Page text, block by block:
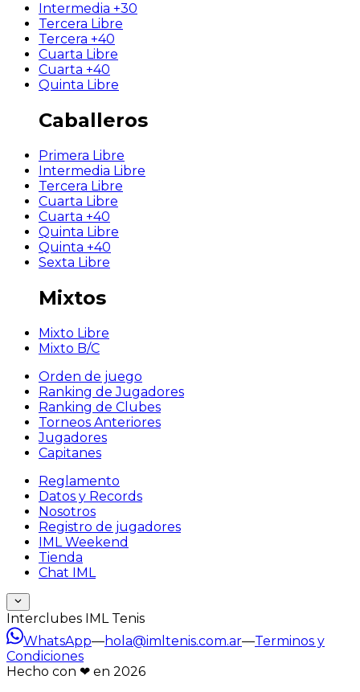
Intermedia +30
Tercera Libre
Tercera +40
Cuarta Libre
Cuarta +40
Quinta Libre
Caballeros
Primera Libre
Intermedia Libre
Tercera Libre
Cuarta Libre
Cuarta +40
Quinta Libre
Quinta +40
Sexta Libre
Mixtos
Mixto Libre
Mixto B/C
Orden de juego
Ranking de Jugadores
Ranking de Clubes
Torneos Anteriores
Jugadores
Capitanes
Reglamento
Datos y Records
Nosotros
Registro de jugadores
IML Weekend
Tienda
Chat IML
Interclubes IML Tenis
WhatsApp—hola@imltenis.com.ar—Terminos y
Condiciones
Hecho con ❤︎ en 2026